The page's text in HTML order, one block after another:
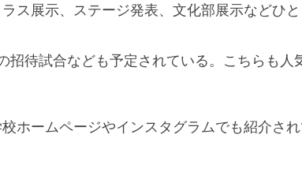
ス展示、ステージ発表、文化部展示などひと
待試合なども予定されている。こちらも人
ホームページやインスタグラムでも紹介さ